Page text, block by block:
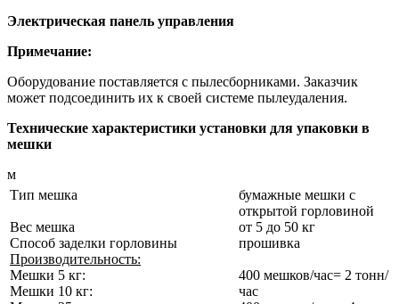
Электрическая панель управления
Примечание:
Оборудование поставляется с пылесборниками. Заказчик
может подсоединить их к своей системе пылеудаления.
Технические характеристики установки для упаковки в
мешки
м
Тип мешка
Вес мешка
Способ заделки горловины
Производительность:
Мешки 5 кг:
Мешки 10 кг:
бумажные мешки с
открытой горловиной
от 5 до 50 кг
прошивка
400 мешков/час= 2 тонн/
час